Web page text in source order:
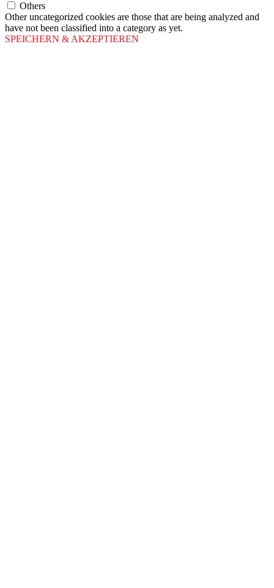
Others
Other uncategorized cookies are those that are being analyzed and
have not been classified into a category as yet.
SPEICHERN & AKZEPTIEREN